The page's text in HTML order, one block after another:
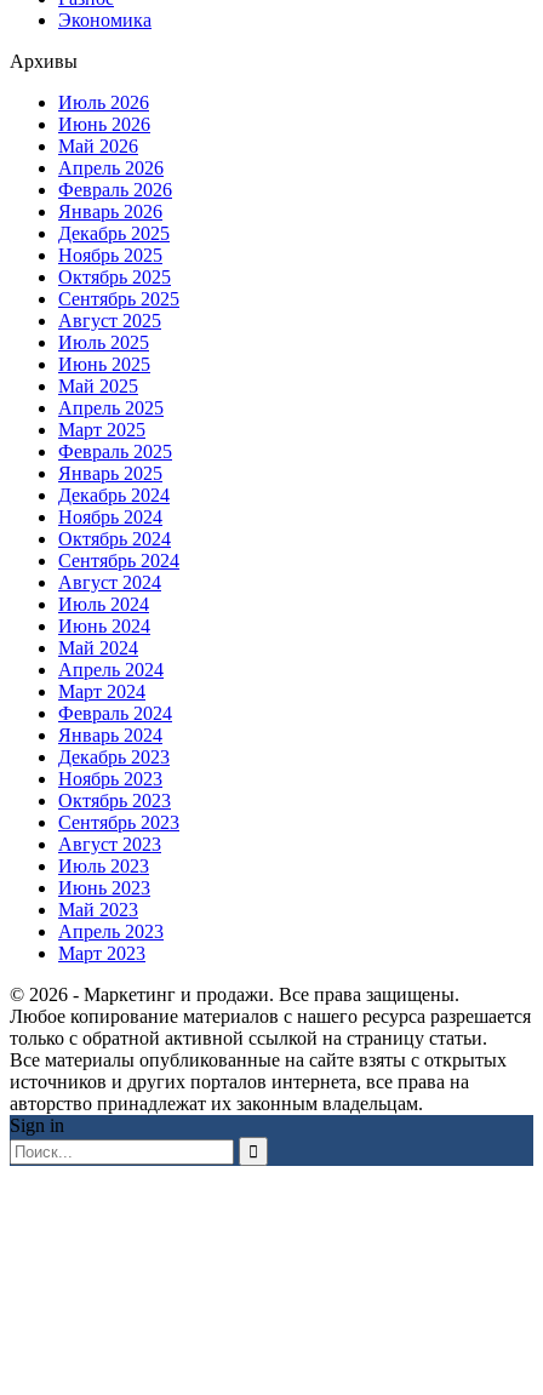
Экономика
Архивы
Июль 2026
Июнь 2026
Май 2026
Апрель 2026
Февраль 2026
Январь 2026
Декабрь 2025
Ноябрь 2025
Октябрь 2025
Сентябрь 2025
Август 2025
Июль 2025
Июнь 2025
Май 2025
Апрель 2025
Март 2025
Февраль 2025
Январь 2025
Декабрь 2024
Ноябрь 2024
Октябрь 2024
Сентябрь 2024
Август 2024
Июль 2024
Июнь 2024
Май 2024
Апрель 2024
Март 2024
Февраль 2024
Январь 2024
Декабрь 2023
Ноябрь 2023
Октябрь 2023
Сентябрь 2023
Август 2023
Июль 2023
Июнь 2023
Май 2023
Апрель 2023
Март 2023
© 2026 - Маркетинг и продажи. Все права защищены.
Любое копирование материалов с нашего ресурса разрешается
только с обратной активной ссылкой на страницу статьи.
Все материалы опубликованные на сайте взяты с открытых
источников и других порталов интернета, все права на
авторство принадлежат их законным владельцам.
Sign in